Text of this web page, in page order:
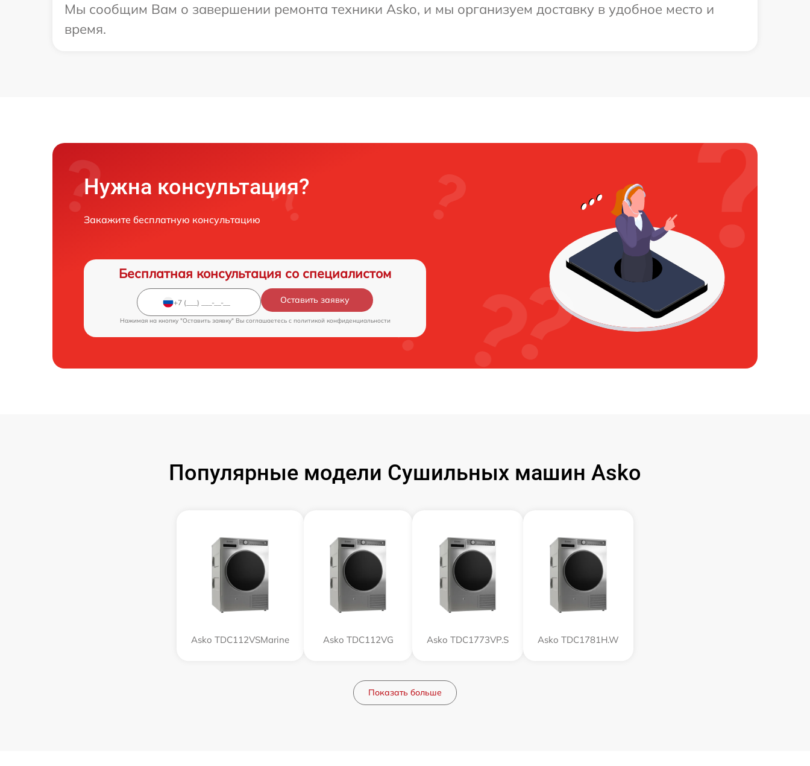
Мы сообщим Вам о завершении ремонта техники Asko, и мы организуем доставку в удобное место и
время.
Нужна консультация?
Закажите бесплатную консультацию
Бесплатная консультация со специалистом
Оставить заявку
Нажимая на кнопку "Оставить заявку" Вы соглашаетесь c политикой конфиденциальности
Популярные модели Сушильных машин Asko
Asko TDC112VSMarine Asko TDC112VG Asko TDC1773VP.S Asko TDC1781H.W
Показать больше